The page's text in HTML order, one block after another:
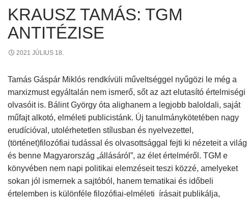
KRAUSZ TAMÁS: TGM
ANTITÉZISE
2021 JÚLIUS 18.
Tamás Gáspár Miklós rendkívüli műveltséggel nyűgözi le még a
marxizmust egyáltalán nem ismerő, sőt az azt elutasító értelmiségi
olvasóit is. Bálint György óta alighanem a legjobb baloldali, saját
műfajt alkotó, elméleti publicistánk. Új tanulmánykötetében nagy
erudícióval, utolérhetetlen stílusban és nyelvezettel,
(történet)filozófiai tudással és olvasottsággal fejti ki nézeteit a világ
és benne Magyarország „állásáról”, az élet értelméről. TGM e
könyvében nem napi politikai elemzéseit teszi közzé, amelyeket
sokan jól ismernek a sajtóból, hanem tematikai és időbeli
értelemben is különféle filozófiai-elméleti írásait publikálja,